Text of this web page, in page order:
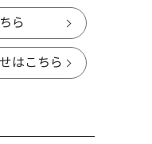
ら
はこちら